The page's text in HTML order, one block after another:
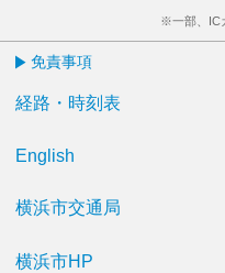
※一部、IC
免責事項
経路・時刻表
English
横浜市交通局
横浜市HP